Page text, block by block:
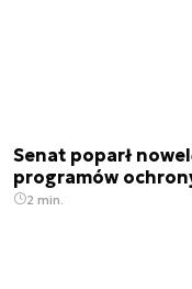
Senat poparł
programów
2 min.